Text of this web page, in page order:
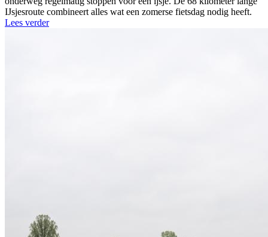
IJsjesroute combineert alles wat een zomerse fietsdag nodig heeft.
Lees verder